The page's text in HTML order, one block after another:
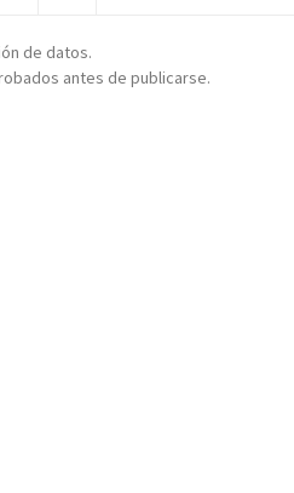
de datos.
antes de publicarse.